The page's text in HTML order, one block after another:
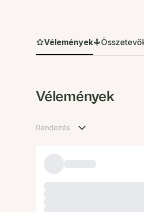
Vélemények
Vélemények
Rendezés